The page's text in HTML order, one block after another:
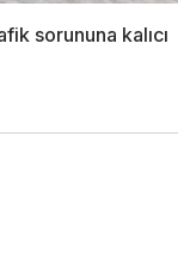
sorununa kalıcı